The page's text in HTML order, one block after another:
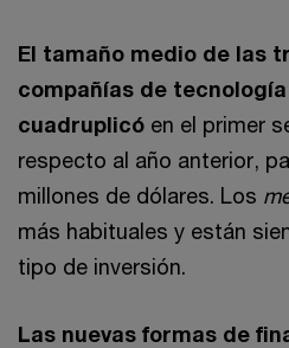
El tamaño medio de las
compañías de
cuadruplicó en el primer
respecto al año anterior,
millones de dólares. Los
más habituales y están
tipo de inversión.
Las nuevas formas de